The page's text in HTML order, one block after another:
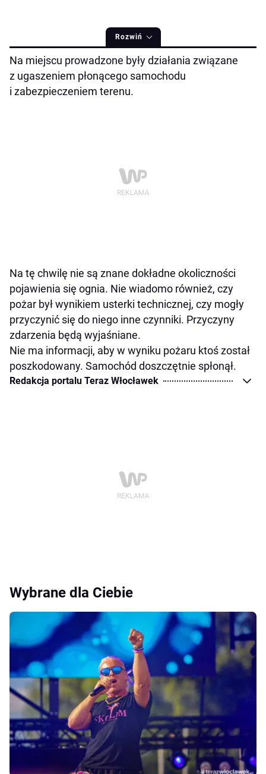
Rozwiń
Na miejscu prowadzone były działania związane
z ugaszeniem płonącego samochodu
i zabezpieczeniem terenu.
Na tę chwilę nie są znane dokładne okoliczności
pojawienia się ognia. Nie wiadomo również, czy
pożar był wynikiem usterki technicznej, czy mogły
przyczynić się do niego inne czynniki. Przyczyny
zdarzenia będą wyjaśniane.
Nie ma informacji, aby w wyniku pożaru ktoś został
poszkodowany. Samochód doszczętnie spłonął.
Redakcja portalu Teraz Włocławek
Wybrane dla Ciebie